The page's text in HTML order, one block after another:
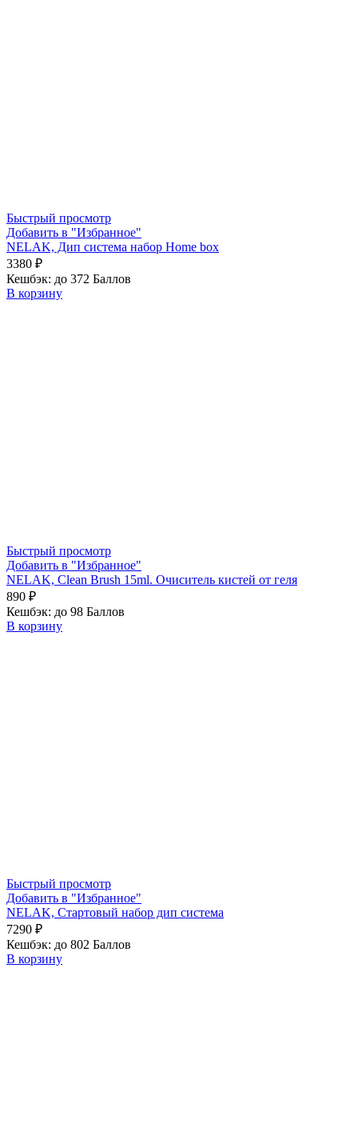
Быстрый просмотр
Добавить в "Избранное"
NELAK, Дип система набор Home box
3380 ₽
Кешбэк: до 372 Баллов
В корзину
Быстрый просмотр
Добавить в "Избранное"
NELAK, Clean Brush 15ml. Очиситель кистей от геля
890 ₽
Кешбэк: до 98 Баллов
В корзину
Быстрый просмотр
Добавить в "Избранное"
NELAK, Стартовый набор дип система
7290 ₽
Кешбэк: до 802 Баллов
В корзину